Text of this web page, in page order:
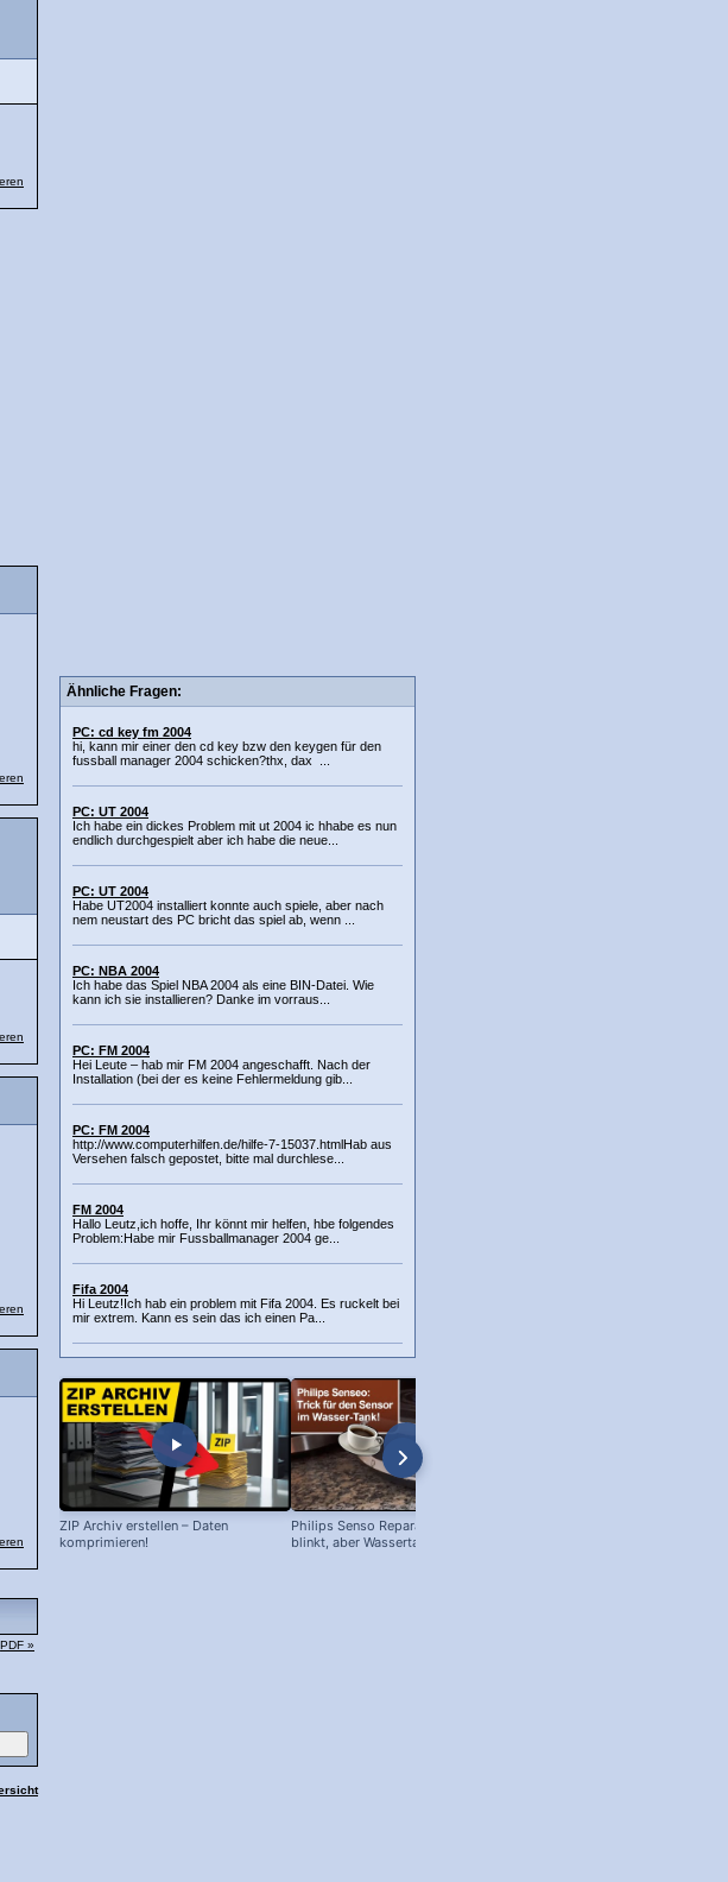
PDF »
Ähnliche Fragen:
PC: cd key fm 2004
hi, kann mir einer den cd key bzw den keygen für den
fussball manager 2004 schicken?thx, dax ...
PC: UT 2004
Ich habe ein dickes Problem mit ut 2004 ic hhabe es nun
endlich durchgespielt aber ich habe die neue...
PC: UT 2004
Habe UT2004 installiert konnte auch spiele, aber nach
nem neustart des PC bricht das spiel ab, wenn ...
PC: NBA 2004
Ich habe das Spiel NBA 2004 als eine BIN-Datei. Wie
kann ich sie installieren? Danke im vorraus...
PC: FM 2004
Hei Leute – hab mir FM 2004 angeschafft. Nach der
Installation (bei der es keine Fehlermeldung gib...
PC: FM 2004
http://www.computerhilfen.de/hilfe-7-15037.htmlHab aus
Versehen falsch gepostet, bitte mal durchlese...
FM 2004
Hallo Leutz,ich hoffe, Ihr könnt mir helfen, hbe folgendes
Problem:Habe mir Fussballmanager 2004 ge...
Fifa 2004
Hi Leutz!Ich hab ein problem mit Fifa 2004. Es ruckelt bei
mir extrem. Kann es sein das ich einen Pa...
ZIP Archiv erstellen – Daten
komprimieren!
Philips Senso Reparatur: Blaue LED
blinkt, aber Wassertank voll?